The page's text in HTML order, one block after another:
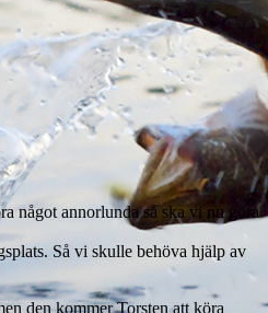
något annorlunda så ska vi nu göra
Så vi skulle behöva hjälp av
den kommer Torsten att köra